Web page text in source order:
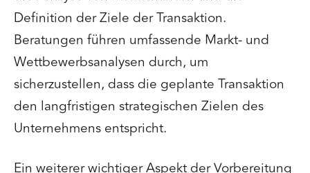
Definition der Ziele der Transaktion.
Beratungen führen umfassende Markt- und
Wettbewerbsanalysen durch, um
sicherzustellen, dass die geplante Transaktion
den langfristigen strategischen Zielen des
Unternehmens entspricht.
Ein weiterer wichtiger Aspekt der Vorbereitung